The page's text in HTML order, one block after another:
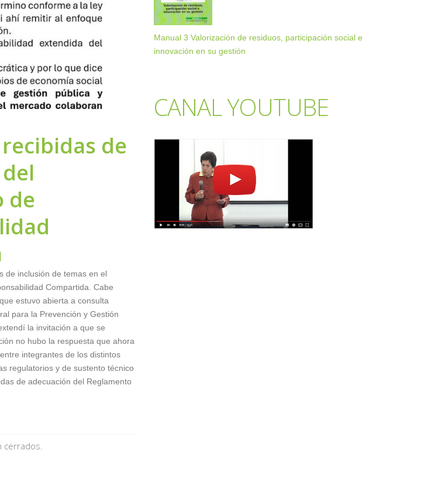
de
de
de inclusión de temas en el
Compartida. Cabe
estuvo abierta a consulta
para la Prevención y Gestión
la invitación a que se
no hubo la respuesta que ahora
integrantes de los distintos
regulatorios y de sustento técnico
de adecuación del Reglamento
Manual 3 Valorización de residuos, participación social e
innovación en su gestión
CANAL YOUTUBE